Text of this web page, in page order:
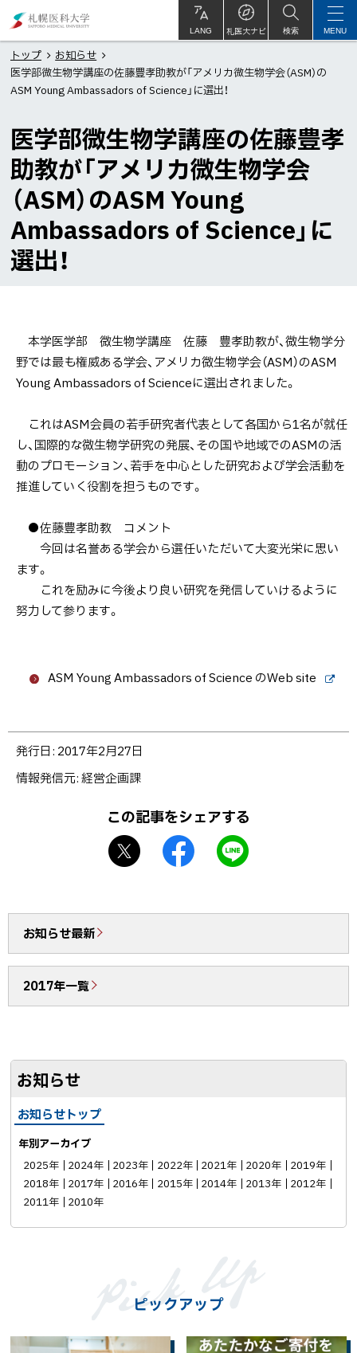
文
へ
メ
ニ
医
科
大
学
LANG 札医大ナビ
サ
イ
検索 MENU
トップ
お知らせ
医学部微生物学講座の佐藤豊孝助教が「アメリカ微生物学会（ASM）の
ASM Young Ambassadors of Science」に選出！
医学部微生物学講座の佐藤豊孝
助教が「アメリカ微生物学会
（ASM）のASM Young
Ambassadors of Science」に
選出！
本学医学部 微生物学講座 佐藤 豊孝助教が、微生物学分
野では最も権威ある学会、アメリカ微生物学会（ASM）のASM
Young Ambassadors of Scienceに選出されました。
これはASM会員の若手研究者代表として各国から1名が就任
し、国際的な微生物学研究の発展、その国や地域でのASMの活
動のプロモーション、若手を中心とした研究および学会活動を
推進していく役割を担うものです。
●佐藤豊孝助教 コメント
今回は名誉ある学会から選任いただいて大変光栄に思い
ます。
これを励みに今後より良い研究を発信していけるように
努力して参ります。
ASM Young Ambassadors of Science のWeb site
イ
ト
プ
発行日: 2017年2月27日
情報発信元 経営企画課
この記事をシェアする
o
o
シ
送
る
お知らせ最新
2017年一覧
お知らせ
お知らせトップ
年別アーカイブ
2025年
2024年 2023年 2022年 2021年 2020年
2019年
2018年
2017年 2016年 2015年 2014年 2013年
2012年
2011年
2010年
ピックアップ